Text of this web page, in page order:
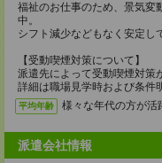
福祉のお仕事のため、景気変
中。
シフト減少などもなく安定し
【受動喫煙対策について】
派遣先によって受動喫煙対策
詳細は職場見学時および条件
平均年齢 様々な年代の方が
派遣会社情報